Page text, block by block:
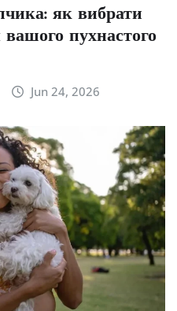
як вибрати
пухнастого
Jun 24, 2026